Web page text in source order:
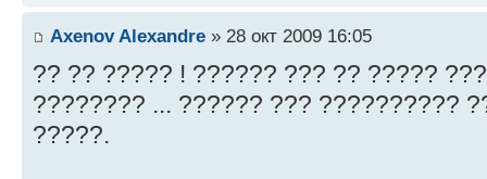
Axenov Alexandre » 28 окт 2009 16:05
?? ?? ????? ! ?????? ??? ?? ?????
???????? ... ?????? ??? ??????????
?????.